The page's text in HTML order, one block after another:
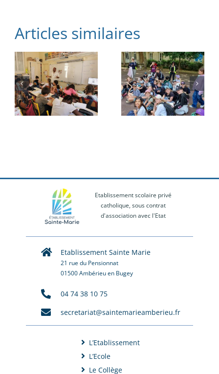
Articles similaires
Les CM2
C en
sortie à
d’été
Etablissement scolaire privé
catholique, sous contrat
d'association avec l'Etat
Etablissement Sainte Marie
21 rue du Pensionnat
01500 Ambérieu en Bugey
04 74 38 10 75
secretariat@saintemarieamberieu.fr
L’Etablissement
L’Ecole
Le Collège